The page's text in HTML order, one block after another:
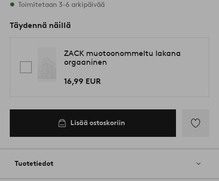
Varastossa on kaikkia kokoja
Toimitetaan 3-6 arkipäivää
Täydennä näillä
ZACK muotoonommeltu lakana
orgaaninen
16,99 EUR
Lisää ostoskoriin
Tuotetiedot